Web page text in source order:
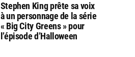
Stephen King prête sa voix
à un personnage de la série
« Big City Greens » pour
l’épisode d’Halloween